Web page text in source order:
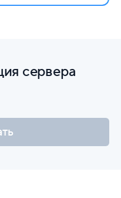
сервера